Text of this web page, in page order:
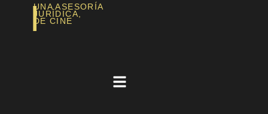
|
UNA ASESORÍA
JURÍDICA,
DE CINE​